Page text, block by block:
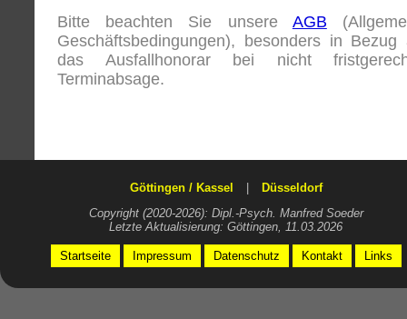
Bitte beachten Sie unsere AGB
Geschäftsbedingungen), besonders in Bezug
das Ausfallhonorar bei nicht
Terminabsage.
Göttingen / Kassel
Düsseldorf
Copyright (2020-2026): Dipl.-Psych. Manfred Soeder
Letzte Aktualisierung: Göttingen, 11.03.2026
Startseite Impressum Datenschutz Kontakt Links